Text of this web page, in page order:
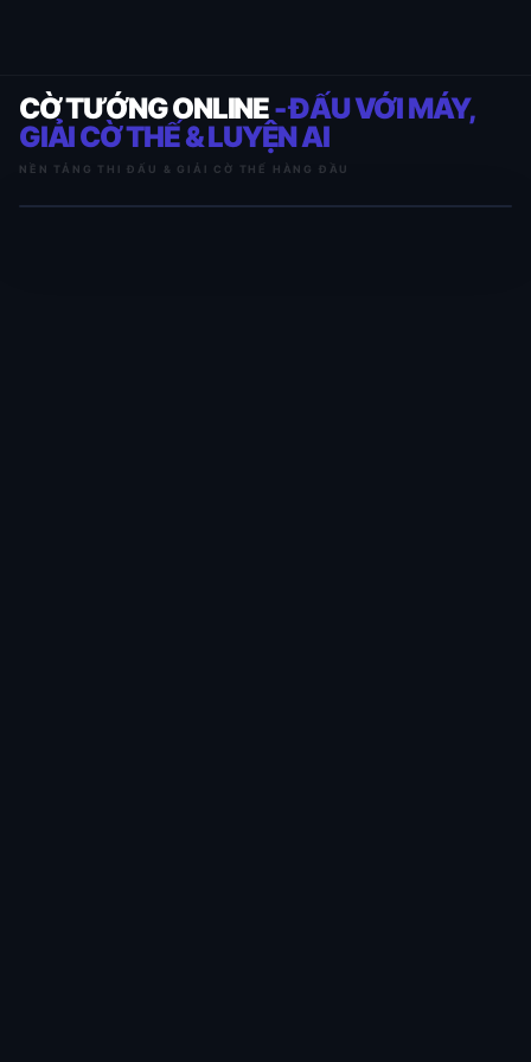
CỜ TƯỚNG ONLINE- ĐẤU VỚI MÁY,
GIẢI CỜ THẾ & LUYỆN AI
NỀN TẢNG THI ĐẤU & GIẢI CỜ THẾ HÀNG ĐẦU